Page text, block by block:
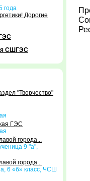
года
Дорогие
СШГЭС
"Творчество"
ГЭС
города...
9 "а",
города...
6 «б» класс, ЧСШ